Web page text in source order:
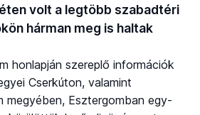
volt a legtöbb szabadtéri
hárman meg is haltak
honlapján szereplő információk
Cserkúton, valamint
megyében, Esztergomban egy-